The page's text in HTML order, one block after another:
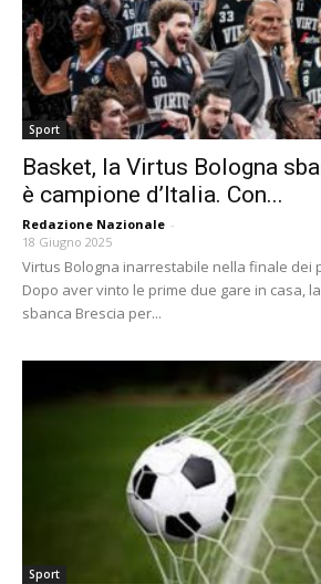
Sport
Basket, la Virtus Bologna
è campione d’Italia. Con...
Redazione Nazionale -
18 Giugno 2025
Virtus Bologna inarrestabile nella finale dei
Dopo aver vinto le prime due gare in casa,
sbanca Brescia per...
Sport